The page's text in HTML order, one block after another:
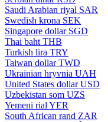
Saudi Arabian riyal SAR
Swedish krona SEK
Singapore dollar SGD
Thai baht THB
Turkish lira TRY
Taiwan dollar TWD
Ukrainian hryvnia UAH
United States dollar USD
Uzbekistan som UZS
Yemeni rial YER
South African rand ZAR